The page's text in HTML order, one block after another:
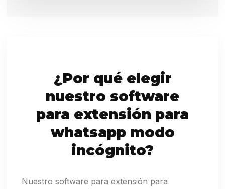
¿Por qué elegir
nuestro software
para extensión para
whatsapp modo
incógnito?
Nuestro software para extensión para